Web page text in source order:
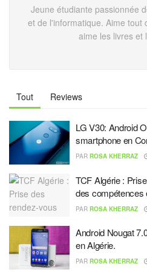
Jeune étudiante passionnée
et de l'informatique. Aime tout
aime les livres et
Tout Reviews
LG V30: Android
smartphone en
PAR ROSA KHERRAZ
TCF Algérie :
des compétences
PAR ROSA KHERRAZ
Android Nougat
en Algérie.
PAR ROSA KHERRAZ